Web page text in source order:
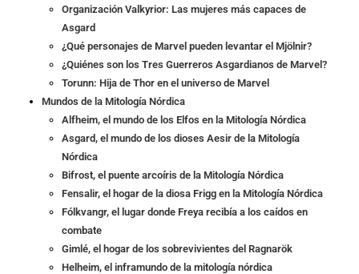
Organización Valkyrior: Las mujeres más capaces de
Asgard
¿Qué personajes de Marvel pueden levantar el Mjölnir?
¿Quiénes son los Tres Guerreros Asgardianos de Marvel?
Torunn: Hija de Thor en el universo de Marvel
Mundos de la Mitología Nórdica
Alfheim, el mundo de los Elfos en la Mitología Nórdica
Asgard, el mundo de los dioses Aesir de la Mitología
Nórdica
Bifrost, el puente arcoíris de la Mitología Nórdica
Fensalir, el hogar de la diosa Frigg en la Mitología Nórdica
Fólkvangr, el lugar donde Freya recibía a los caídos en
combate
Gimlé, el hogar de los sobrevivientes del Ragnarök
Helheim, el inframundo de la mitología nórdica